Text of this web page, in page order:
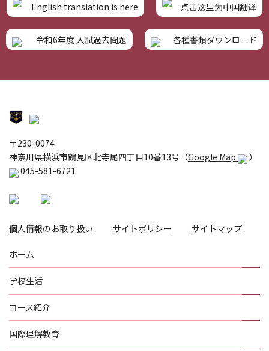
English translation is here
点击这里为中国翻译
令和6年度 入試過去問題 各種書類ダウンロード
〒230-0074
神奈川県横浜市鶴見区北寺尾四丁目10番13号（Google Map
）
045-581-6721
個人情報のお取り扱い サイトポリシー サイトマップ
ホーム
学校生活
コース紹介
国際理解教育